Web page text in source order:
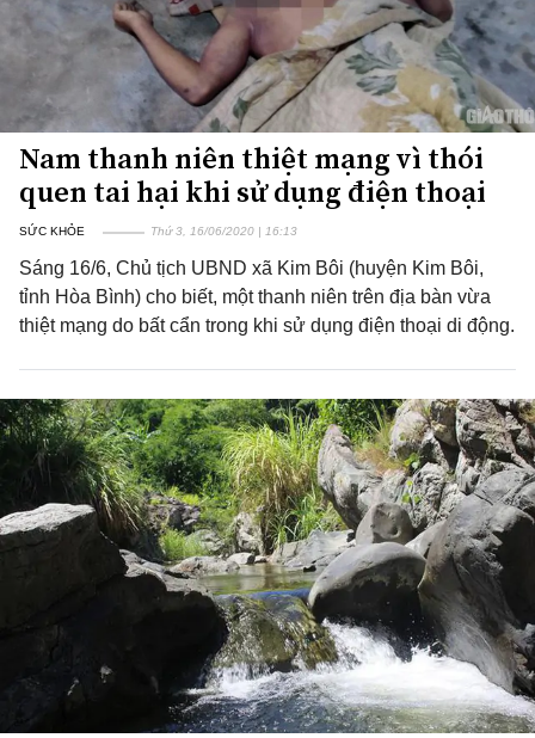
Nam thanh niên thiệt mạng vì thói
quen tai hại khi sử dụng điện thoại
SỨC KHỎE Thứ 3, 16/06/2020 | 16:13
Sáng 16/6, Chủ tịch UBND xã Kim Bôi (huyện Kim Bôi,
tỉnh Hòa Bình) cho biết, một thanh niên trên địa bàn vừa
thiệt mạng do bất cẩn trong khi sử dụng điện thoại di động.